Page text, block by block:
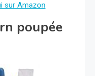
sur Amazon
poupée